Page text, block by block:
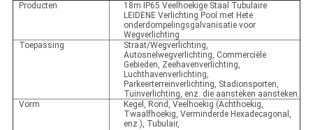
Producten
18m IP65 Veelhoekige Staal Tubulaire
LEIDENE Verlichting Pool met Hete
onderdompelingsgalvanisatie voor
Wegverlichting
Toepassing
Straat/Wegverlichting,
Autosnelwegverlichting, Commerciële
Gebieden, Zeehavenverlichting,
Luchthavenverlichting,
Parkeerterreinverlichting, Stadionsporten,
Tuinverlichting, enz. die aansteken aansteken.
Vorm
Kegel, Rond, Veelhoekig (Achthoekig,
Twaalfhoekig, Verminderde Hexadecagonal,
enz.), Tubulair,